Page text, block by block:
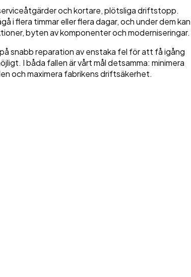
och kortare, plötsliga driftstopp.
i flera timmar eller flera dagar, och under dem kan
byten av komponenter och moderniseringar.
snabb reparation av enstaka fel för att få igång
I båda fallen är vårt mål detsamma: minimera
och maximera fabrikens driftsäkerhet.